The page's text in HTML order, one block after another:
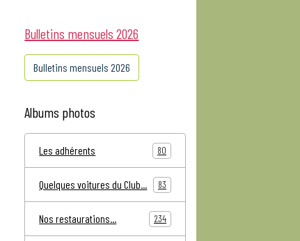
Bulletins mensuels 2026
Bulletins mensuels 2026
Albums photos
Les adhérents 80
Quelques voitures du Club... 83
Nos restaurations... 234